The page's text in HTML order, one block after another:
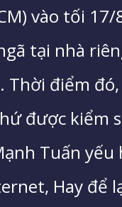
vào tối
tại nhà
Thời điểm
được kiểm
Tuấn
Hay để